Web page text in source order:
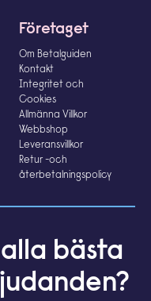
Företaget
Om Betalguiden
Kontakt
Integritet och
Cookies
Allmänna Villkor
Webbshop
Leveransvillkor
Retur -och
återbetalningspolicy
bästa